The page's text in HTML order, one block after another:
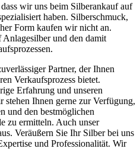
wir uns beim Silberankauf auf
haben. Silberschmuck,
Form kaufen wir nicht an.
und den damit
Partner, der Ihnen
Verkaufsprozess bietet.
Erfahrung und unseren
stehen Ihnen gerne zur Verfügung,
und den bestmöglichen
zu ermitteln. Auch unser
Veräußern Sie Ihr Silber bei uns
und Professionalität. Wir